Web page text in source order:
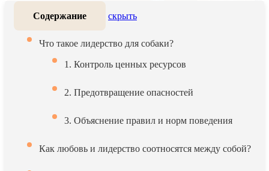
Содержание скрыть
Что такое лидерство для собаки?
1. Контроль ценных ресурсов
2. Предотвращение опасностей
3. Объяснение правил и норм поведения
Как любовь и лидерство соотносятся между собой?